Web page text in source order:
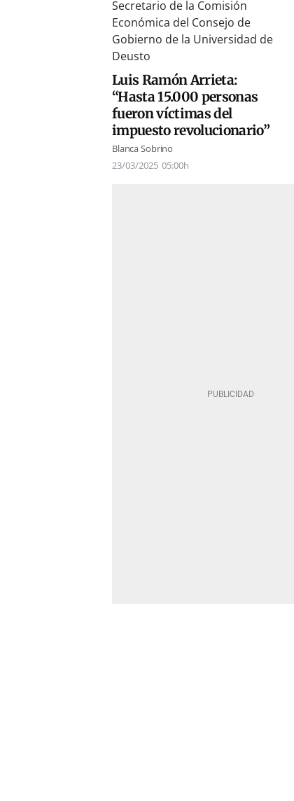
Luis Ramón Arrieta:
“Hasta 15.000 personas
fueron víctimas del
impuesto revolucionario”
Blanca Sobrino
23/03/2025 05:00h